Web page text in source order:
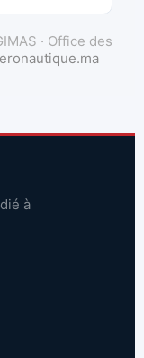
· Office des
à